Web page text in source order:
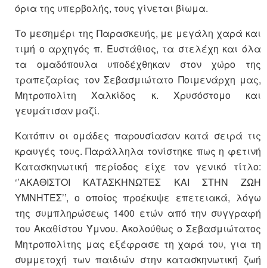
όρια της υπερβολής, τους γίνεται βίωμα.
Το μεσημέρι της Παρασκευής, με μεγάλη χαρά και
τιμή ο αρχηγός π. Ευστάθιος, τα στελέχη και όλα
τα ομαδόπουλα υποδέχθηκαν στον χώρο της
τραπεζαρίας τον Σεβασμιώτατο Ποιμενάρχη μας,
Μητροπολίτη Χαλκίδος κ. Χρυσόστομο και
γευμάτισαν μαζί.
Κατόπιν οι ομάδες παρουσίασαν κατά σειρά τις
κραυγές τους. Παράλληλα τονίστηκε πως η φετινή
Κατασκηνωτική περίοδος είχε τον γενικό τίτλο:
‘’ΑΚΑΘΙΣΤΟΙ ΚΑΤΑΣΚΗΝΩΤΕΣ ΚΑΙ ΣΤΗΝ ΖΩΗ
ΥΜΝΗΤΕΣ’’, ο οποίος προέκυψε επετειακά, λόγω
της συμπληρώσεως 1400 ετών από την συγγραφή
του Ακαθίστου Ύμνου. Ακολούθως ο Σεβασμιώτατος
Μητροπολίτης μας εξέφρασε τη χαρά του, για τη
συμμετοχή των παιδιών στην κατασκηνωτική ζωή